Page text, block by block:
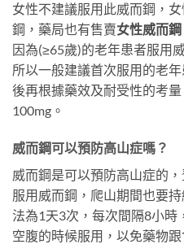
女性不建議服用此威而鋼，
鋼，藥局也有售賣女性威而鋼
因為(≥65歲)的老年患者服用
所以一般建議首次服用的老
後再根據藥效及耐受性的考
100mg。
威而鋼可以預防高山症嗎？
威而鋼是可以預防高山症的
服用威而鋼，爬山期間也要
法為1天3次，每次間隔8小時
空腹的時候服用，以免藥物